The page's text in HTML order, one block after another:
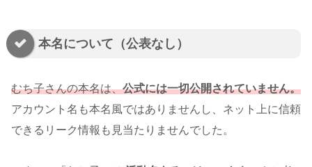
本名について（公表なし）
むち子さんの本名は、公式には一切公開されていません。
アカウント名も本名風ではありませんし、ネット上に信頼
できるリーク情報も見当たりませんでした。